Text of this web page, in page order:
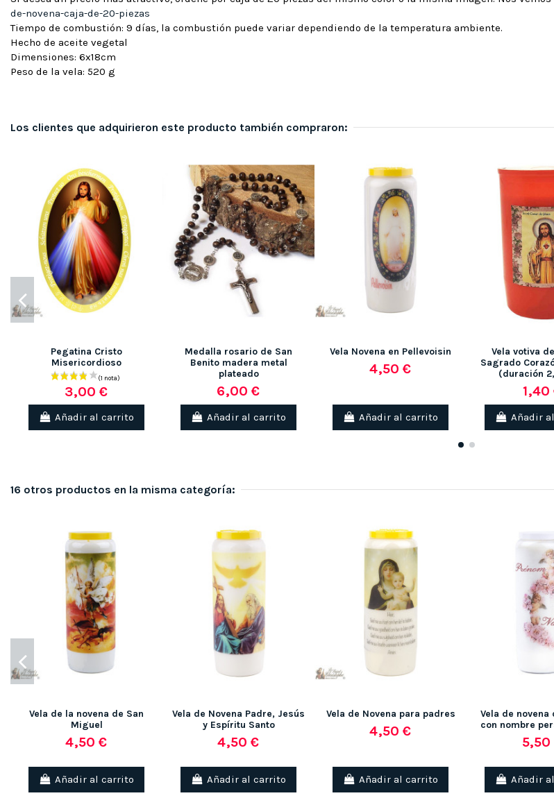
de-novena-caja-de-20-piezas
Tiempo de combustión: 9 días, la combustión puede variar dependiendo de la temperatura ambiente.
Hecho de aceite vegetal
Dimensiones: 6x18cm
Peso de la vela: 520 g
Los clientes que adquirieron este producto también compraron:
Pegatina Cristo
Misericordioso
3,00 €
Añadir al carrito
Medalla rosario de San
Benito madera metal
plateado
6,00 €
Añadir al carrito
Vela Novena en Pellevoisin
4,50 €
Añadir al carrito
Vela votiva
Sagrado
(duración
1,40
Añadir
16 otros productos en la misma categoría:
Vela de la novena de San
Miguel
4,50 €
Añadir al carrito
Vela de Novena Padre, Jesús
y Espíritu Santo
4,50 €
Añadir al carrito
Vela de Novena para padres
4,50 €
Añadir al carrito
Vela de novena
con nombre
5,50
Añadir